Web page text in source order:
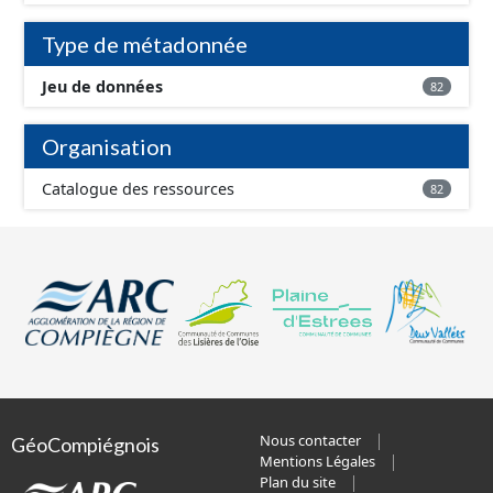
Type de métadonnée
Jeu de données 82
Organisation
Catalogue des ressources 82
GéoCompiégnois
Nous contacter
Mentions Légales
Plan du site